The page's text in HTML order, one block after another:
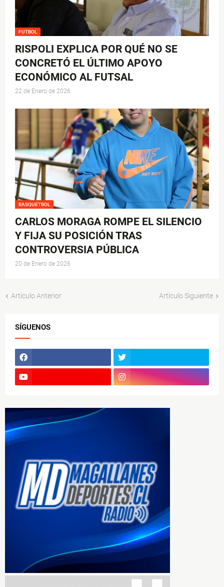
FUTBOL
RISPOLI EXPLICA POR QUÉ NO SE
CONCRETÓ EL ÚLTIMO APOYO
ECONÓMICO AL FUTSAL
22 de Enero de 2026
BASQUETBOL
CARLOS MORAGA ROMPE EL SILENCIO
Y FIJA SU POSICIÓN TRAS
CONTROVERSIA PÚBLICA
20 de Enero de 2026
Artículo Anterior Artículo Siguiente
SÍGUENOS